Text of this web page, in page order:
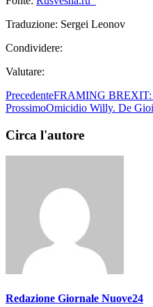
Traduzione: Sergei Leonov
Condividere:
Valutare:
PrecedenteFRAMING
ProssimoOmicidio Willy. De
Circa l'autore
Redazione Giornale Nuove24